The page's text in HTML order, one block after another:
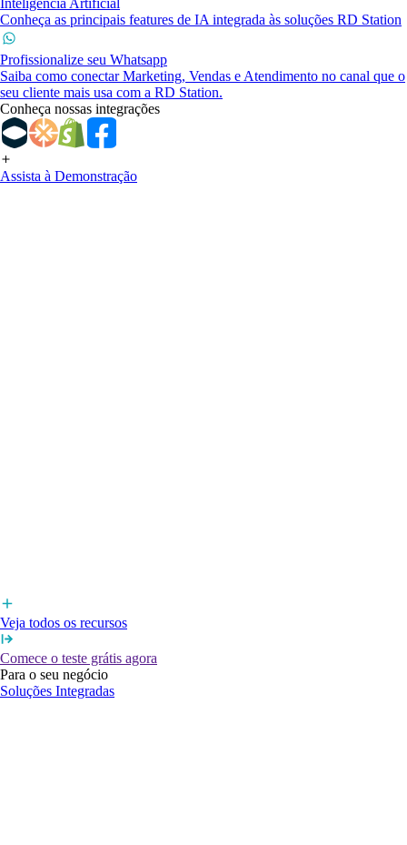
Inteligência Artificial
Conheça as principais features de IA integrada às soluções RD Station
Profissionalize seu Whatsapp
Saiba como conectar Marketing, Vendas e Atendimento no canal que o
seu cliente mais usa com a RD Station.
Conheça nossas integrações
Assista à Demonstração
Veja todos os recursos
Comece o teste grátis agora
Para o seu negócio
Soluções Integradas